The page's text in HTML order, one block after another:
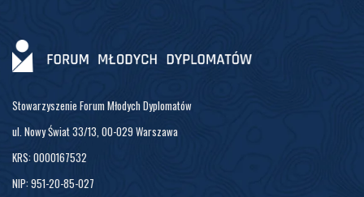
Stowarzyszenie Forum Młodych Dyplomatów
ul. Nowy Świat 33/13, 00-029 Warszawa
KRS: 0000167532
NIP: 951-20-85-027